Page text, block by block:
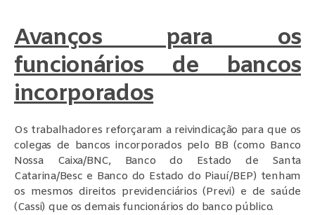
Avanços para os
funcionários de bancos
incorporados
Os trabalhadores reforçaram a reivindicação para que os
colegas de bancos incorporados pelo BB (como Banco
Nossa Caixa/BNC, Banco do Estado de Santa
Catarina/Besc e Banco do Estado do Piauí/BEP) tenham
os mesmos direitos previdenciários (Previ) e de saúde
(Cassi) que os demais funcionários do banco público.